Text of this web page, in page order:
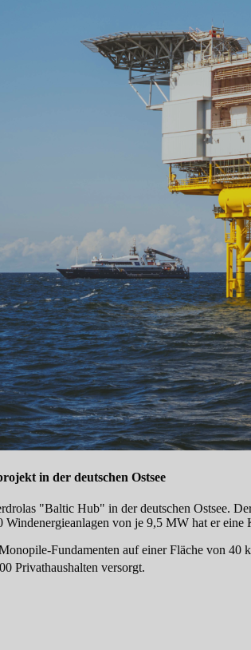
in der deutschen Ostsee
"Baltic Hub" in der deutschen Ostsee.
Windenergieanlagen von je 9,5 MW hat er
Fundamenten auf einer Fläche von
Privathaushalten versorgt.